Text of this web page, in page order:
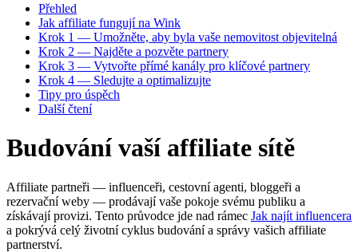
Přehled
Jak affiliate fungují na Wink
Krok 1 — Umožněte, aby byla vaše nemovitost objevitelná
Krok 2 — Najděte a pozvěte partnery
Krok 3 — Vytvořte přímé kanály pro klíčové partnery
Krok 4 — Sledujte a optimalizujte
Tipy pro úspěch
Další čtení
Budování vaší affiliate sítě
Affiliate partneři — influenceři, cestovní agenti, bloggeři a
rezervační weby — prodávají vaše pokoje svému publiku a
získávají provizi. Tento průvodce jde nad rámec Jak najít influencera
a pokrývá celý životní cyklus budování a správy vašich affiliate
partnerství.